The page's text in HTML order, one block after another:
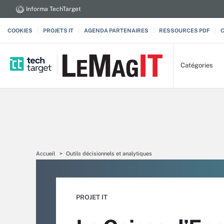
Informa TechTarget
COOKIES PROJETS IT AGENDA PARTENAIRES RESSOURCES PDF
Catégories
Accueil Outils décisionnels et analytiques
PROJET IT